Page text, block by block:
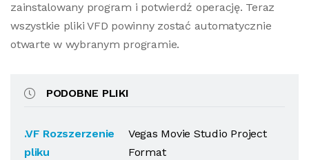
zainstalowany program i potwierdź operację. Teraz
wszystkie pliki VFD powinny zostać automatycznie
otwarte w wybranym programie.
PODOBNE PLIKI
.VF Rozszerzenie
pliku
Vegas Movie Studio Project
Format